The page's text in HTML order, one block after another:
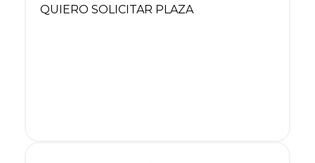
QUIERO SOLICITAR PLAZA